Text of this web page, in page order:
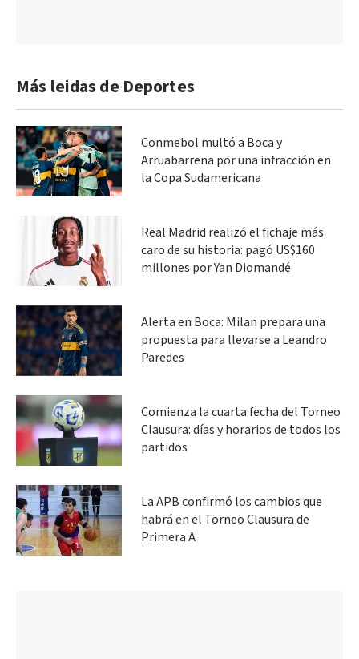
Más leidas de Deportes
Conmebol multó a Boca y
Arruabarrena por una infracción en
la Copa Sudamericana
Real Madrid realizó el fichaje más
caro de su historia: pagó US$160
millones por Yan Diomandé
Alerta en Boca: Milan prepara una
propuesta para llevarse a Leandro
Paredes
Comienza la cuarta fecha del Torneo
Clausura: días y horarios de todos los
partidos
La APB confirmó los cambios que
habrá en el Torneo Clausura de
Primera A